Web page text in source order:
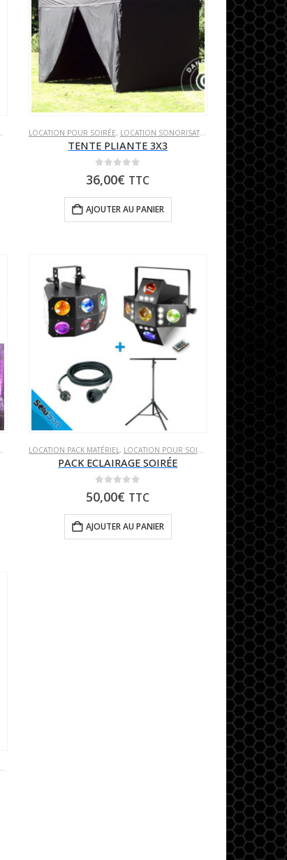
LOCATION POUR SOIRÉE
LOCATION POUR SOIRÉE, LOCATION SONORISATION PIEDS &
TENTE PLIANTE 3X3
36,00€ TTC
AJOUTER AU PANIER
LOCATION PACK MATÉRIEL, LOCATION POUR SOIRÉE
PACK ECLAIRAGE SOIRÉE
50,00€ TTC
AJOUTER AU PANIER